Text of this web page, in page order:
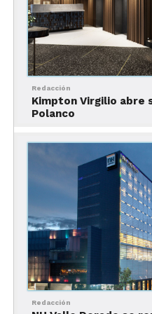
este desarrollo, se han
empleos y se producirá
directo en la economía
enfoque de proveeduría
90%”, señaló Marcos
General y de
Mondrian y Andaz, i421
crecimiento mayor al
habitaciones de hotel en
Condesa, que de hecho
en esta zona en
demanda nacional e
Redacción
Kimpton Virgilio abre
Polanco
Redacción